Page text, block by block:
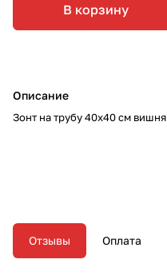
В корзину
Описание
Зонт на трубу 40х40 см вишня
Отзывы Оплата